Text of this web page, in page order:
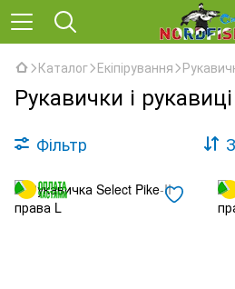
Каталог Екіпірування
Рукавички і рукавиці
Фільтр